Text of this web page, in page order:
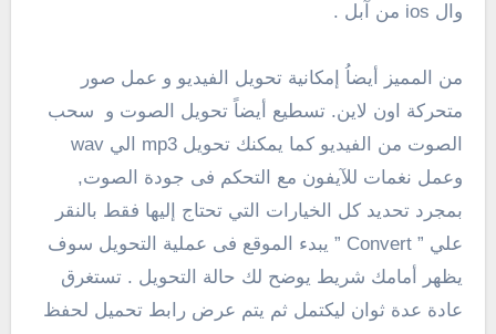
وال ios من آبل .
من المميز أيضاُ إمكانية تحويل الفيديو و عمل صور
متحركة اون لاين. تسطيع أيضاً تحويل الصوت و سحب
الصوت من الفيديو كما يمكنك تحويل mp3 الي wav
وعمل نغمات للآيفون مع التحكم فى جودة الصوت,
بمجرد تحديد كل الخيارات التي تحتاج إليها فقط بالنقر
علي ” Convert ” يبدء الموقع فى عملية التحويل سوف
يظهر أمامك شريط يوضح لك حالة التحويل . تستغرق
عادة عدة ثوان ليكتمل ثم يتم عرض رابط تحميل لحفظ